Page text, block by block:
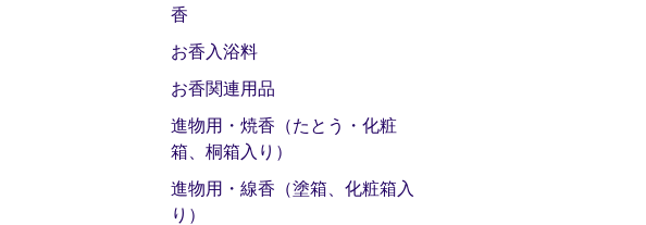
香
お香入浴料
お香関連用品
進物用・焼香（たとう・化粧
箱、桐箱入り）
進物用・線香（塗箱、化粧箱入
り）